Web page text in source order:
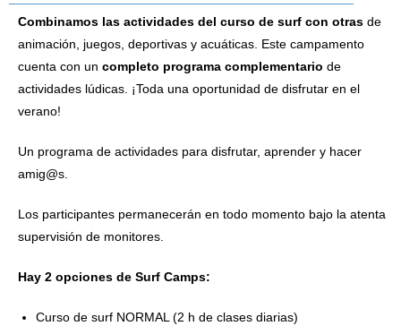
Combinamos las actividades del curso de surf con otras de
animación, juegos, deportivas y acuáticas. Este campamento
cuenta con un completo programa complementario de
actividades lúdicas. ¡Toda una oportunidad de disfrutar en el
verano!
Un programa de actividades para disfrutar, aprender y hacer
amig@s.
Los participantes permanecerán en todo momento bajo la atenta
supervisión de monitores.
Hay 2 opciones de Surf Camps:
Curso de surf NORMAL (2 h de clases diarias)